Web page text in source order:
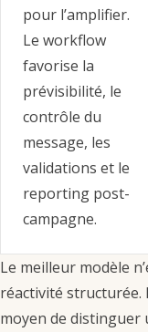
pour l’amplifier.
Le workflow
favorise la
prévisibilité, le
contrôle du
message, les
validations et le
reporting post-
campagne.
Le meilleur modèle
réactivité structurée.
moyen de